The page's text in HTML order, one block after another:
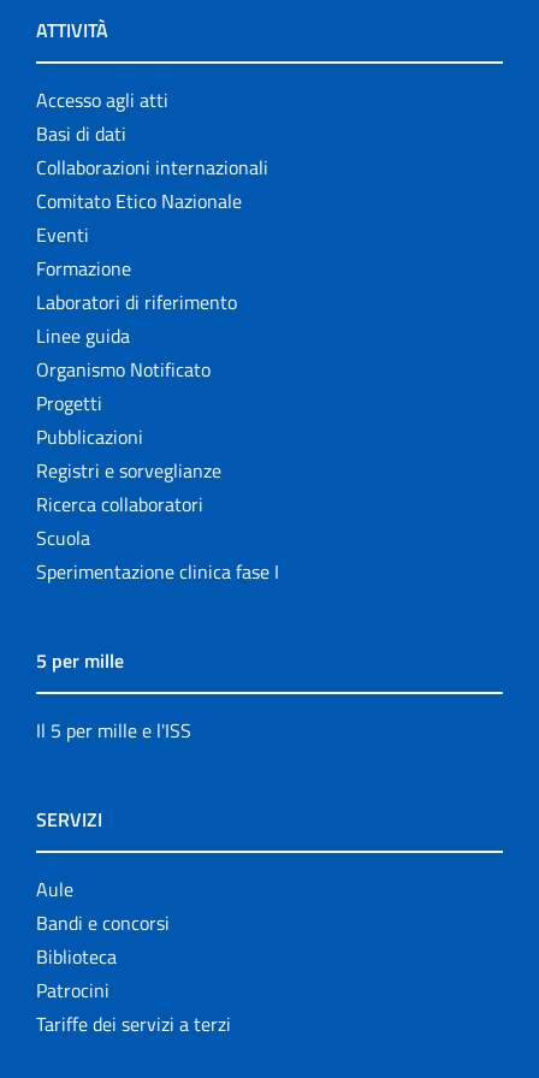
ATTIVITÀ
Accesso agli atti
Basi di dati
Collaborazioni internazionali
Comitato Etico Nazionale
Eventi
Formazione
Laboratori di riferimento
Linee guida
Organismo Notificato
Progetti
Pubblicazioni
Registri e sorveglianze
Ricerca collaboratori
Scuola
Sperimentazione clinica fase I
5 per mille
Il 5 per mille e l'ISS
SERVIZI
Aule
Bandi e concorsi
Biblioteca
Patrocini
Tariffe dei servizi a terzi